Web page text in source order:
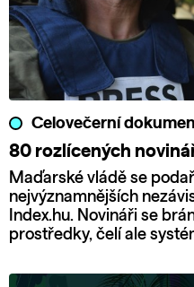
Celovečerní
80 rozlícených
Maďarské vládě se
nejvýznamnějších
Index.hu. Novináři se
prostředky, čelí ale